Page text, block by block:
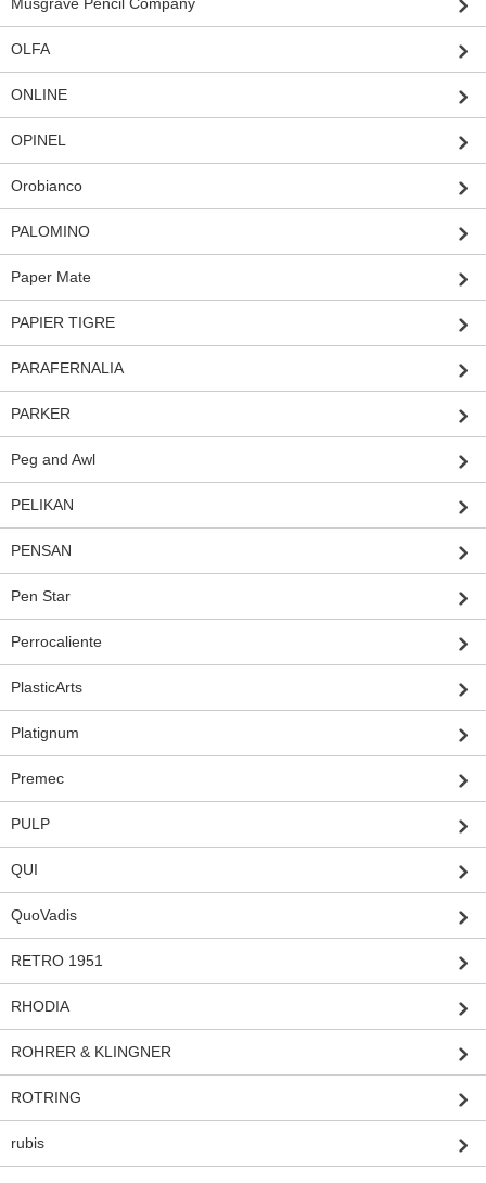
OLFA
ONLINE
OPINEL
Orobianco
PALOMINO
Paper Mate
PAPIER TIGRE
PARAFERNALIA
PARKER
Peg and Awl
PELIKAN
PENSAN
Pen Star
Perrocaliente
PlasticArts
Platignum
Premec
PULP
QUI
QuoVadis
RETRO 1951
RHODIA
ROHRER & KLINGNER
ROTRING
rubis